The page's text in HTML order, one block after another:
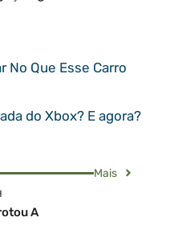
No Que Esse Carro
do Xbox? E agora?
Mais
A